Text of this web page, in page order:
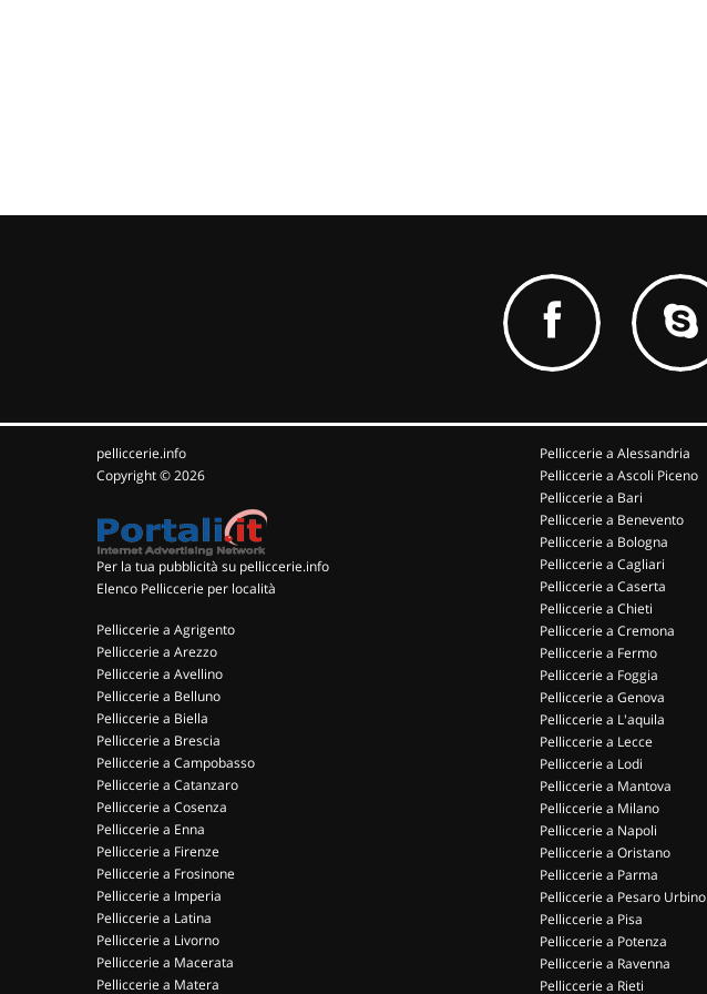
pelliccerie.info
Copyright © 2026
Per la tua pubblicità su pelliccerie.info
Elenco Pelliccerie per località
Pelliccerie a Agrigento
Pelliccerie a Arezzo
Pelliccerie a Avellino
Pelliccerie a Belluno
Pelliccerie a Biella
Pelliccerie a Brescia
Pelliccerie a Campobasso
Pelliccerie a Catanzaro
Pelliccerie a Cosenza
Pelliccerie a Enna
Pelliccerie a Firenze
Pelliccerie a Frosinone
Pelliccerie a Imperia
Pelliccerie a Latina
Pelliccerie a Livorno
Pelliccerie a Macerata
Pelliccerie a Matera
Pelliccerie a Alessandria
Pelliccerie a Ascoli Piceno
Pelliccerie a Bari
Pelliccerie a Benevento
Pelliccerie a Bologna
Pelliccerie a Cagliari
Pelliccerie a Caserta
Pelliccerie a Chieti
Pelliccerie a Cremona
Pelliccerie a Fermo
Pelliccerie a Foggia
Pelliccerie a Genova
Pelliccerie a L'aquila
Pelliccerie a Lecce
Pelliccerie a Lodi
Pelliccerie a Mantova
Pelliccerie a Milano
Pelliccerie a Napoli
Pelliccerie a Oristano
Pelliccerie a Parma
Pelliccerie a Pesaro Urbino
Pelliccerie a Pisa
Pelliccerie a Potenza
Pelliccerie a Ravenna
Pelliccerie a Rieti